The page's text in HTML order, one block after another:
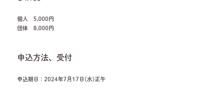
個人 5,000円
団体 8,000円
申込方法、受付
申込期日：2024年7月17日(水)正午